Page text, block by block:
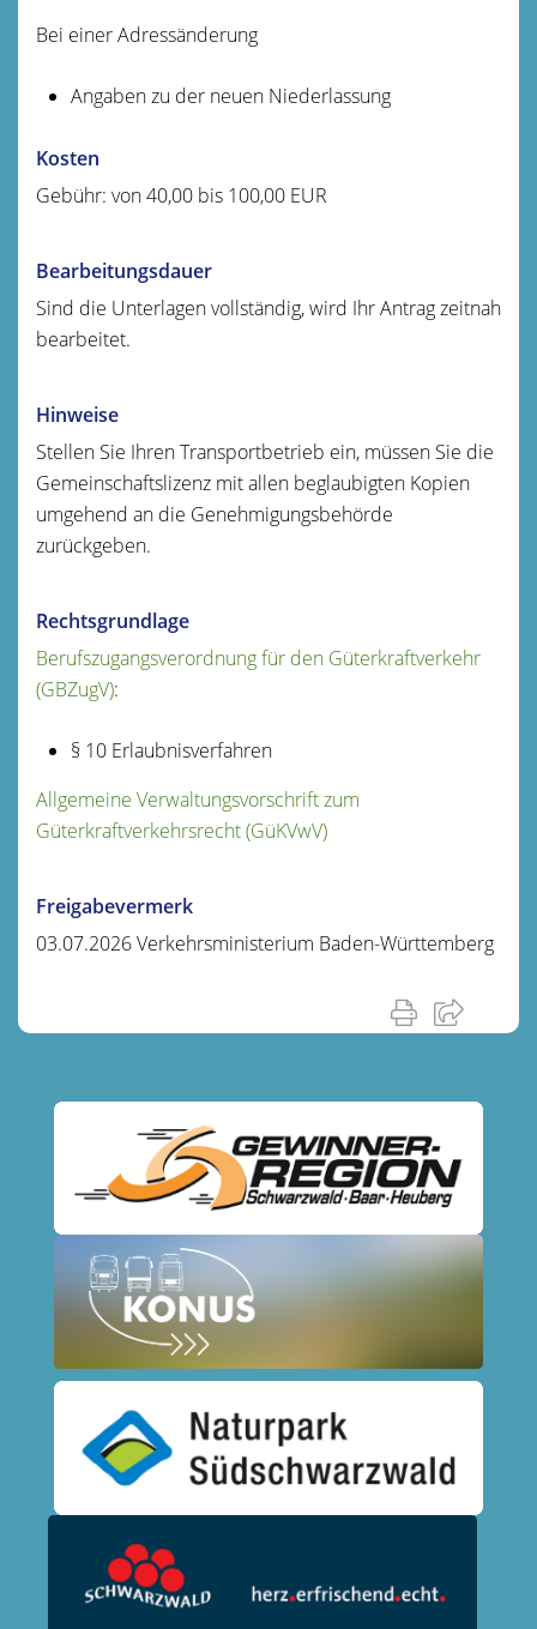
Bei einer Adressänderung
Angaben zu der neuen Niederlassung
Kosten
Gebühr: von 40,00 bis 100,00 EUR
Bearbeitungsdauer
Sind die Unterlagen vollständig, wird Ihr Antrag zeitnah
bearbeitet.
Hinweise
Stellen Sie Ihren Transportbetrieb ein, müssen Sie die
Gemeinschaftslizenz mit allen beglaubigten Kopien
umgehend an die Genehmigungsbehörde
zurückgeben.
Rechtsgrundlage
Berufszugangsverordnung für den Güterkraftverkehr
(GBZugV):
§ 10 Erlaubnisverfahren
Allgemeine Verwaltungsvorschrift zum
Güterkraftverkehrsrecht (GüKVwV)
Freigabevermerk
03.07.2026 Verkehrsministerium Baden-Württemberg